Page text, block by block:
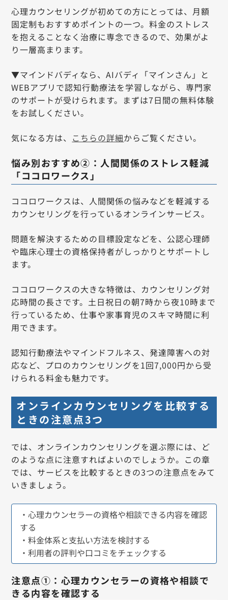
心理カウンセリングが初めての方にとっては、月額
固定制もおすすめポイントの一つ。料金のストレス
を抱えることなく治療に専念できるので、効果がよ
り一層高まります。
▼マインドバディなら、AIバディ「マインさん」と
WEBアプリで認知行動療法を学習しながら、専門家
のサポートが受けられます。まずは7日間の無料体験
をお試しください。
気になる方は、 こちらの詳細からご覧ください。
悩み別おすすめ②：人間関係のストレス軽減
「ココロワークス」
ココロワークスは、人間関係の悩みなどを軽減する
カウンセリングを行っているオンラインサービス。
問題を解決するための目標設定などを、公認心理師
や臨床心理士の資格保持者がしっかりとサポートし
ます。
ココロワークスの大きな特徴は、カウンセリング対
応時間の長さです。土日祝日の朝7時から夜10時まで
行っているため、仕事や家事育児のスキマ時間に利
用できます。
認知行動療法やマインドフルネス、発達障害への対
応など、プロのカウンセリングを1回7,000円から受
けられる料金も魅力です。
オンラインカウンセリングを比較する
ときの注意点3つ
では、オンラインカウンセリングを選ぶ際には、ど
のような点に注意すればよいのでしょうか。この章
では、サービスを比較するときの3つの注意点をみて
いきましょう。
・心理カウンセラーの資格や相談できる内容を確認
する
・料金体系と支払い方法を検討する
・利用者の評判や口コミをチェックする
注意点①：心理カウンセラーの資格や相談で
きる内容を確認する